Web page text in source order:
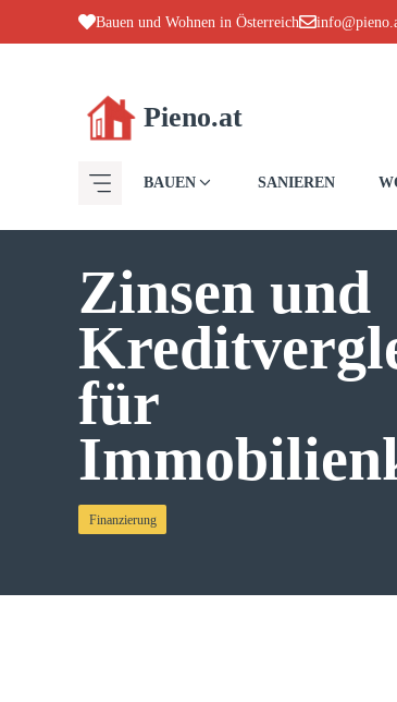
Bauen und Wohnen in Österreich
Pieno.at
BAUEN SANIEREN
Zinsen und
für
Finanzierung